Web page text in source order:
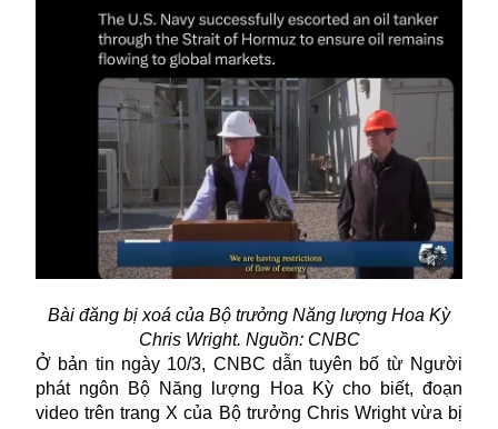
Bài đăng bị xoá của Bộ trưởng Năng lượng Hoa Kỳ
Chris Wright. Nguồn: CNBC
Ở bản tin ngày 10/3, CNBC dẫn tuyên bố từ Người
phát ngôn Bộ Năng lượng Hoa Kỳ cho biết, đoạn
video trên trang X của Bộ trưởng Chris Wright vừa bị